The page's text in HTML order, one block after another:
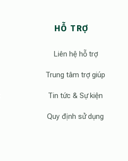
HỖ TRỢ
Liên hệ hỗ trợ
Trung tâm trợ giúp
Tin tức & Sự kiện
Quy định sử dụng